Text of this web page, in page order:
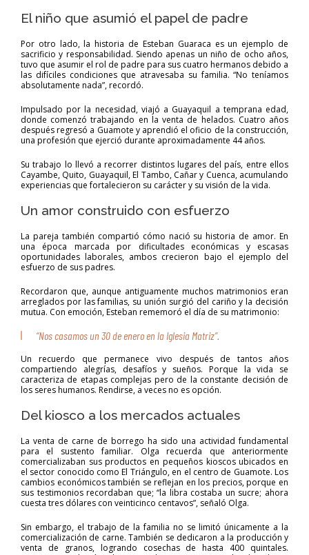
El niño que asumió el papel de padre
Por otro lado, la historia de Esteban Guaraca es un ejemplo de
sacrificio y responsabilidad. Siendo apenas un niño de ocho años,
tuvo que asumir el rol de padre para sus cuatro hermanos debido a
las difíciles condiciones que atravesaba su familia. “No teníamos
absolutamente nada”, recordó.
Impulsado por la necesidad, viajó a Guayaquil a temprana edad,
donde comenzó trabajando en la venta de helados. Cuatro años
después regresó a Guamote y aprendió el oficio de la construcción,
una profesión que ejerció durante aproximadamente 44 años.
Su trabajo lo llevó a recorrer distintos lugares del país, entre ellos
Cayambe, Quito, Guayaquil, El Tambo, Cañar y Cuenca, acumulando
experiencias que fortalecieron su carácter y su visión de la vida.
Un amor construido con esfuerzo
La pareja también compartió cómo nació su historia de amor. En
una época marcada por dificultades económicas y escasas
oportunidades laborales, ambos crecieron bajo el ejemplo del
esfuerzo de sus padres.
Recordaron que, aunque antiguamente muchos matrimonios eran
arreglados por las familias, su unión surgió del cariño y la decisión
mutua. Con emoción, Esteban rememoró el día de su matrimonio:
“Nos casamos un 30 de enero en la Iglesia Matriz”.
Un recuerdo que permanece vivo después de tantos años
compartiendo alegrías, desafíos y sueños. Porque la vida se
caracteriza de etapas complejas pero de la constante decisión de
los seres humanos. Rendirse, a veces no es opción.
Del kiosco a los mercados actuales
La venta de carne de borrego ha sido una actividad fundamental
para el sustento familiar. Olga recuerda que anteriormente
comercializaban sus productos en pequeños kioscos ubicados en
el sector conocido como El Triángulo, en el centro de Guamote. Los
cambios económicos también se reflejan en los precios, porque en
sus testimonios recordaban que; “la libra costaba un sucre; ahora
cuesta tres dólares con veinticinco centavos”, señaló Olga.
Sin embargo, el trabajo de la familia no se limitó únicamente a la
comercialización de carne. También se dedicaron a la producción y
venta de granos, logrando cosechas de hasta 400 quintales.